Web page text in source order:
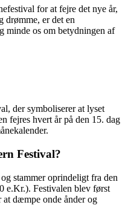
for at fejre det nye år,
drømme, er det en
minde os om betydningen af
der symboliserer at lyset
fejres hvert år på den 15. dag
Festival?
stammer oprindeligt fra den
e.Kr.). Festivalen blev først
dæmpe onde ånder og